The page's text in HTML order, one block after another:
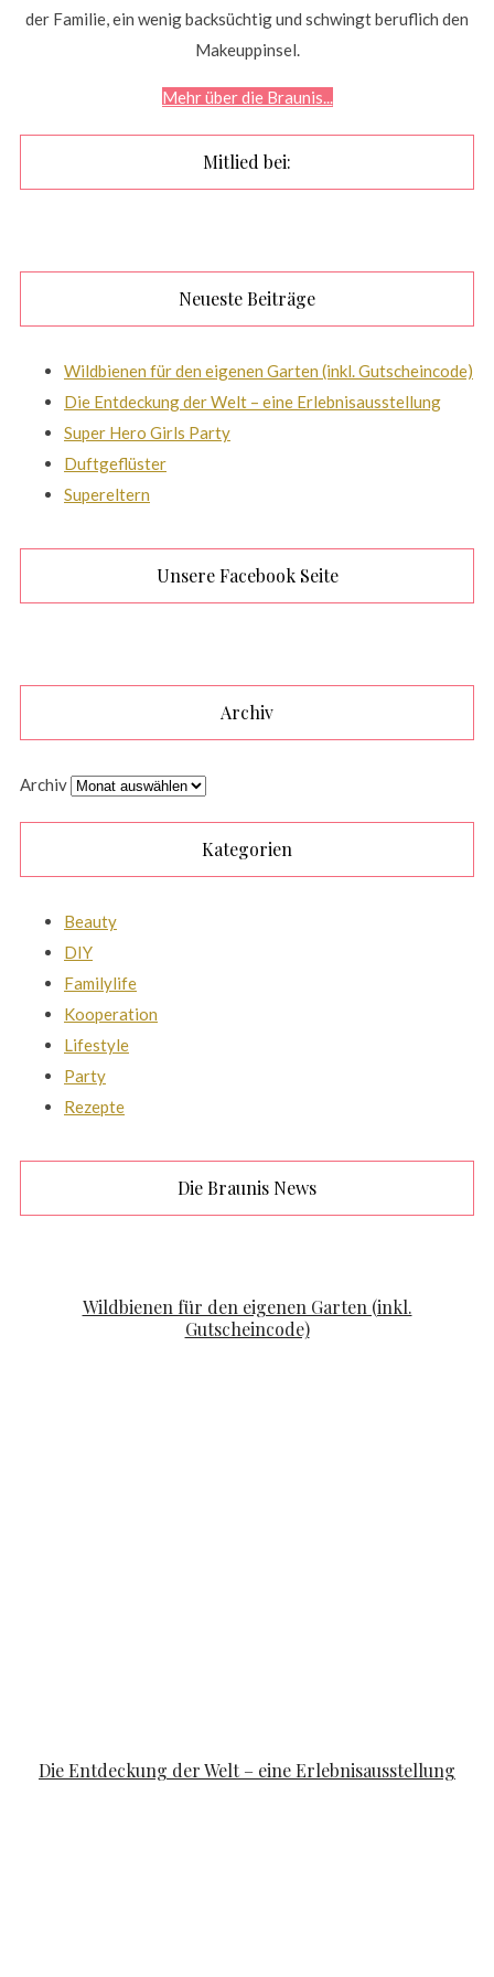
der Familie, ein wenig backsüchtig und schwingt beruflich den
Makeuppinsel.
Mehr über die Braunis...
Mitlied bei:
Neueste Beiträge
Wildbienen für den eigenen Garten (inkl. Gutscheincode)
Die Entdeckung der Welt – eine Erlebnisausstellung
Super Hero Girls Party
Duftgeflüster
Supereltern
Unsere Facebook Seite
Archiv
Archiv
Kategorien
Beauty
DIY
Familylife
Kooperation
Lifestyle
Party
Rezepte
Die Braunis News
Wildbienen für den eigenen Garten (inkl.
Gutscheincode)
Die Entdeckung der Welt – eine Erlebnisausstellung